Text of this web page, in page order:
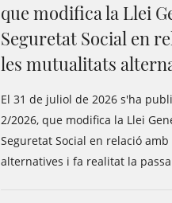
que modifica la Llei
Seguretat Social en
les mutualitats
El 31 de juliol de 2026 s'ha
2/2026, que modifica la Llei
Seguretat Social en relació
alternatives i fa realitat la